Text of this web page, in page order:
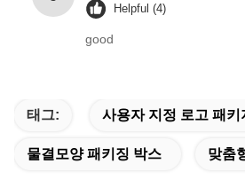
Helpful (4)
good
태그: 사용자 지정 로고 패키
물결모양 패키징 박스 맞춤